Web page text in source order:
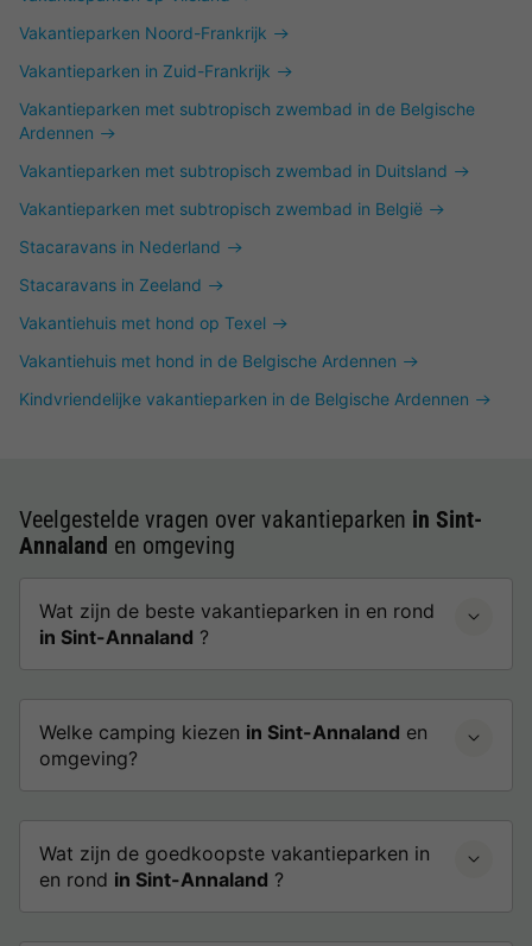
Vakantieparken Noord-Frankrijk
Vakantieparken in Zuid-Frankrijk
Vakantieparken met subtropisch zwembad in de Belgische
Ardennen
Vakantieparken met subtropisch zwembad in Duitsland
Vakantieparken met subtropisch zwembad in België
Stacaravans in Nederland
Stacaravans in Zeeland
Vakantiehuis met hond op Texel
Vakantiehuis met hond in de Belgische Ardennen
Kindvriendelijke vakantieparken in de Belgische Ardennen
Veelgestelde vragen over vakantieparken in Sint-
Annaland en omgeving
Wat zijn de beste vakantieparken in en rond
in Sint-Annaland ?
Welke camping kiezen in Sint-Annaland en
omgeving?
Wat zijn de goedkoopste vakantieparken in
en rond in Sint-Annaland ?